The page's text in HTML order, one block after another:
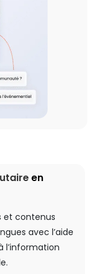
en
et contenus
avec l’aide
l’information